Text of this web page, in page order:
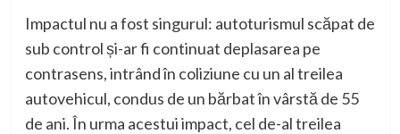
Impactul nu a fost singurul: autoturismul scăpat de
sub control și-ar fi continuat deplasarea pe
contrasens, intrând în coliziune cu un al treilea
autovehicul, condus de un bărbat în vârstă de 55
de ani. În urma acestui impact, cel de-al treilea